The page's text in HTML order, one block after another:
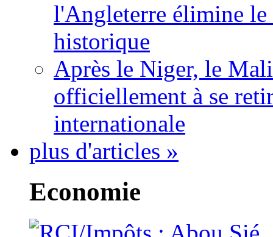
l'Angleterre élimine
historique
Après le Niger, le
officiellement à se
internationale
plus d'articles »
Economie